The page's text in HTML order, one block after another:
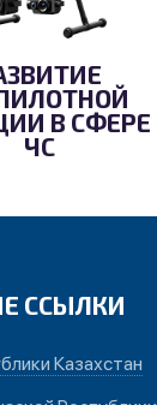
В СФЕРЕ
ЧС
ССЫЛКИ
Казахстан